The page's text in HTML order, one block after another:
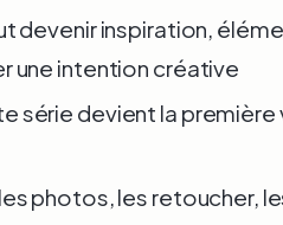
devenir inspiration,
une intention créative
série devient la
photos, les retoucher,